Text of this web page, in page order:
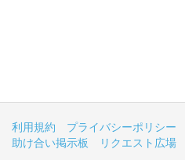
利用規約 プライバシーポリシー
助け合い掲示板
リクエスト広場